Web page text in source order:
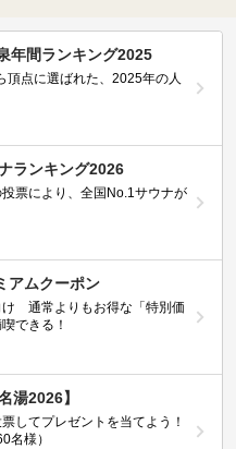
年間ランキング2025
頂点に選ばれた、2025年の人
ランキング2026
票により、全国No.1サウナが
アムクーポン
け 通常よりもお得な「特別価
できる！
湯2026】
してプレゼントを当てよう！
名様）